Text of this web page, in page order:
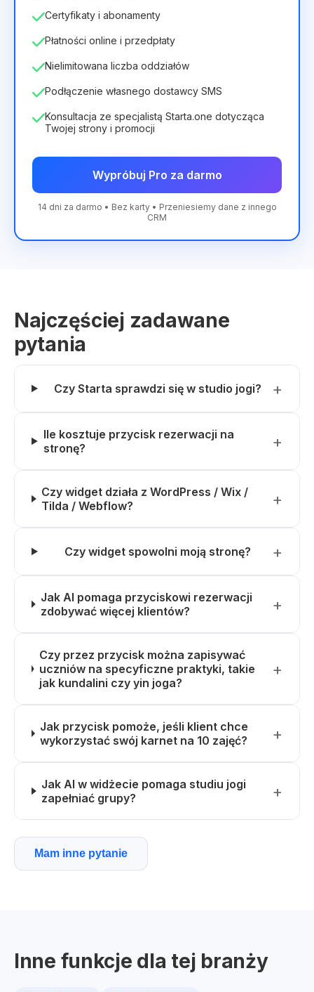
Certyfikaty i abonamenty
Płatności online i przedpłaty
Nielimitowana liczba oddziałów
Podłączenie własnego dostawcy SMS
Konsultacja ze specjalistą Starta.one dotycząca
Twojej strony i promocji
Wypróbuj Pro za darmo
14 dni za darmo • Bez karty • Przeniesiemy dane z innego
CRM
Najczęściej zadawane
pytania
Czy Starta sprawdzi się w studio jogi?
Ile kosztuje przycisk rezerwacji na
stronę?
Czy widget działa z WordPress / Wix /
Tilda / Webflow?
Czy widget spowolni moją stronę?
Jak AI pomaga przyciskowi rezerwacji
zdobywać więcej klientów?
Czy przez przycisk można zapisywać
uczniów na specyficzne praktyki, takie
jak kundalini czy yin joga?
Jak przycisk pomoże, jeśli klient chce
wykorzystać swój karnet na 10 zajęć?
Jak AI w widżecie pomaga studiu jogi
zapełniać grupy?
Mam inne pytanie
Inne funkcje dla tej branży